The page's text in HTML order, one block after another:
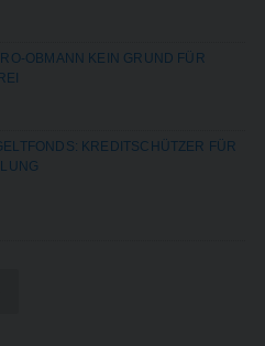
OBMANN KEIN GRUND FÜR
KREDITSCHÜTZER FÜR